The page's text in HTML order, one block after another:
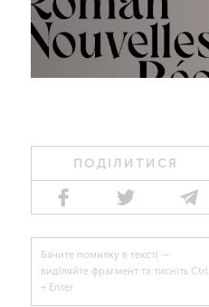
ПОДІЛИТИСЯ
Бачите помилку в тексті —
виділяйте фрагмент та тисніть Ctrl
+ Enter